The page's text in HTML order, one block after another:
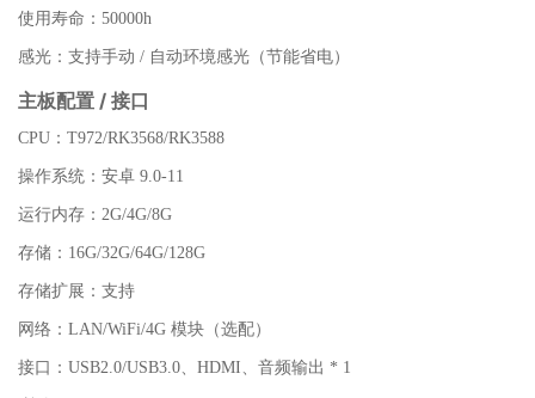
使用寿命：50000h
感光：支持手动 / 自动环境感光（节能省电）
主板配置 / 接口
CPU：T972/RK3568/RK3588
操作系统：安卓 9.0-11
运行内存：2G/4G/8G
存储：16G/32G/64G/128G
存储扩展：支持
网络：LAN/WiFi/4G 模块（选配）
接口：USB2.0/USB3.0、HDMI、音频输出 * 1